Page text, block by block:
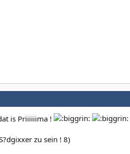
is Priiiiiima !
zu sein ! 8)